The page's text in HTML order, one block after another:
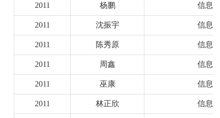
2011 杨鹏 信息
2011 沈振宇 信息
2011 陈秀原 信息
2011 周鑫 信息
2011 巫康 信息
2011 林正欣 信息